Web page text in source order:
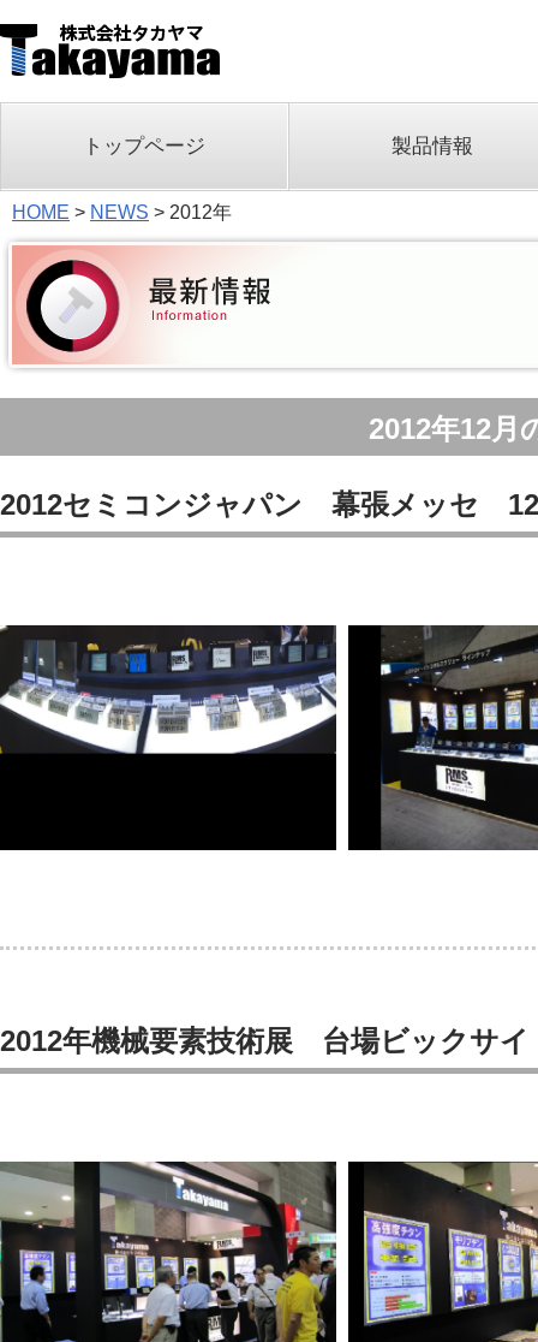
トップページ 製品情報
HOME > NEWS > 2012年
2012年12月
2012セミコンジャパン 幕張メッセ
2012年機械要素技術展 台場ビックサ